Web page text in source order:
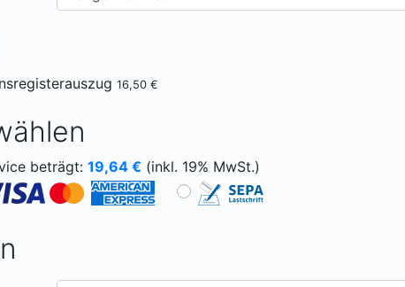
16,50 €
beträgt: 19,64 € (inkl. 19% MwSt.)